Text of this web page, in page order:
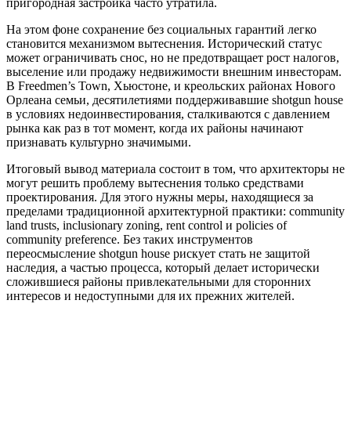
На этом фоне сохранение без социальных гарантий легко
становится механизмом вытеснения. Исторический статус
может ограничивать снос, но не предотвращает рост налогов,
выселение или продажу недвижимости внешним инвесторам.
В Freedmen’s Town, Хьюстоне, и креольских районах Нового
Орлеана семьи, десятилетиями поддерживавшие shotgun house
в условиях недоинвестирования, сталкиваются с давлением
рынка как раз в тот момент, когда их районы начинают
признавать культурно значимыми.
Итоговый вывод материала состоит в том, что архитекторы не
могут решить проблему вытеснения только средствами
проектирования. Для этого нужны меры, находящиеся за
пределами традиционной архитектурной практики: community
land trusts, inclusionary zoning, rent control и policies of
community preference. Без таких инструментов
переосмысление shotgun house рискует стать не защитой
наследия, а частью процесса, который делает исторически
сложившиеся районы привлекательными для сторонних
интересов и недоступными для их прежних жителей.